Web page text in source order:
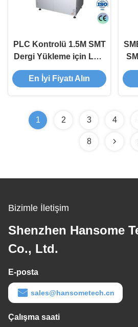
PLC Kontrolü 1.5M SMT
Dergi Yükleme için LED
Board Vakum PCB
Yükleyici
En İyi Fiyatı Alın
1 2 3 4
8
Bizimle İletişim
Shenzhen Hansome
Co., Ltd.
E-posta
sales@hansometech.cn
Çalışma saati